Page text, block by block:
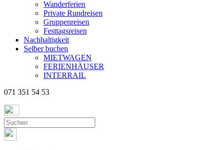
Wanderferien
Private Rundreisen
Gruppenreisen
Festtagsreisen
Nachhaltigkeit
Selber buchen
MIETWAGEN
FERIENHÄUSER
INTERRAIL
071 351 54 53